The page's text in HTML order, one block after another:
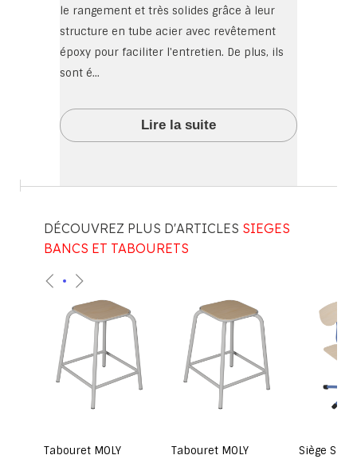
le rangement et très solides grâce à leur
structure en tube acier avec revêtement
époxy pour faciliter l'entretien. De plus, ils
sont é...
Lire la suite
DÉCOUVREZ PLUS D'ARTICLES SIEGES
BANCS ET TABOURETS
Tabouret MOLY
Tabouret MOLY
Siège